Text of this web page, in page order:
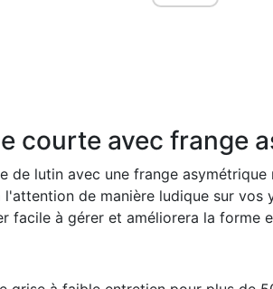
courte avec frange
de lutin avec une frange
de manière ludique sur vos
facile à gérer et améliorera la forme